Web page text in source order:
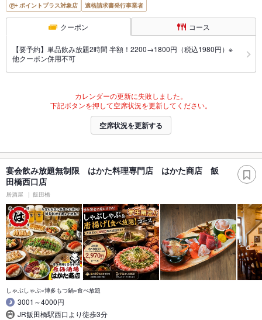
ポイントプラス対象店
適格請求書発行事業者
クーポン コース
【要予約】単品飲み放題2時間 半額！2200→1800円（税込1980円）※
他クーポン併用不可
カレンダーの更新に失敗しました。
下記ボタンを押して空席状況を更新してください。
空席状況を更新する
宴会飲み放題無制限 はかた料理専門店 はかた商店 飯
田橋西口店
居酒屋 飯田橋
しゃぶしゃぶ×博多もつ鍋×食べ放題
3001～4000円
JR飯田橋駅西口より徒歩3分